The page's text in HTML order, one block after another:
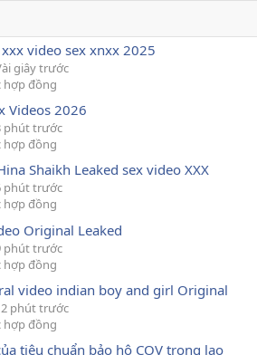
xxx video sex xnxx 2025
giây trước
hợp đồng
Videos 2026
phút trước
hợp đồng
Shaikh Leaked sex video XXX
phút trước
hợp đồng
Original Leaked
phút trước
hợp đồng
video indian boy and girl Original
phút trước
hợp đồng
tiêu chuẩn bảo hộ COV trong lao